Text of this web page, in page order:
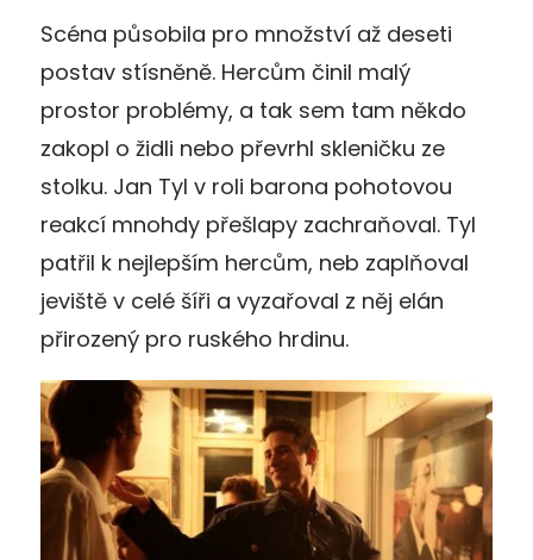
Scéna působila pro množství až deseti
postav stísněně. Hercům činil malý
prostor problémy, a tak sem tam někdo
zakopl o židli nebo převrhl skleničku ze
stolku. Jan Tyl v roli barona pohotovou
reakcí mnohdy přešlapy zachraňoval. Tyl
patřil k nejlepším hercům, neb zaplňoval
jeviště v celé šíři a vyzařoval z něj elán
přirozený pro ruského hrdinu.